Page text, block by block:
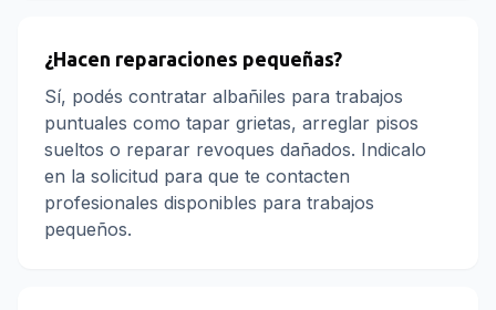
¿Hacen reparaciones pequeñas?
Sí, podés contratar albañiles para trabajos
puntuales como tapar grietas, arreglar pisos
sueltos o reparar revoques dañados. Indicalo
en la solicitud para que te contacten
profesionales disponibles para trabajos
pequeños.